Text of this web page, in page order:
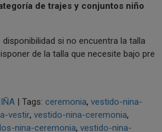
de trajes y conjuntos niño
si no encuentra la talla
de la talla que necesite bajo pre
| Tags: ceremonia vestido-nina-
vestir vestido-nina-ceremonia
nina-ceremonia vestido-nina-